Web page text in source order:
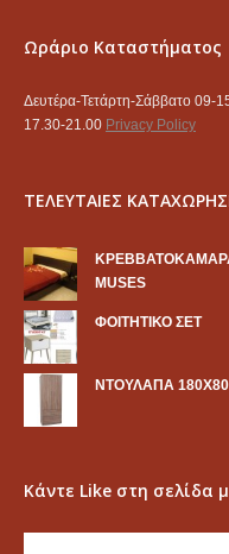
Ωράριο Καταστήματος
Δευτέρα-Τετάρτη-Σάββατο 09-
17.30-21.00 Privacy Policy
ΤΕΛΕΥΤΑΙΕΣ
MUSES
ΦΟΙΤΗΤΙΚΟ ΣΕΤ
ΝΤΟΥΛΑΠΑ 180Χ80
Κάντε Like στη σελίδα